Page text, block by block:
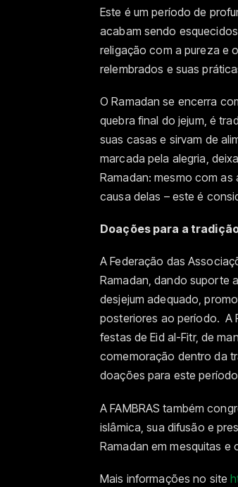
Este é um período de
acabam sendo
religação com a pureza e
relembrados e suas
O Ramadan se encerra
quebra final do jejum, é
suas casas e sirvam de
marcada pela alegria,
Ramadan: mesmo com
causa delas – este é
Doações para a
A Federação das
Ramadan, dando suporte
desjejum adequado,
posteriores ao período. A
festas de Eid al-Fitr, de
comemoração dentro da
doações para este
A FAMBRAS também
islâmica, sua difusão e
Ramadan em mesquitas
Mais informações no site